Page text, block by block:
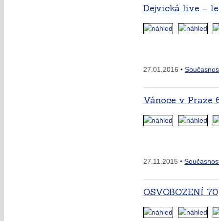
Dejvická live –
27.01.2016 •
Vánoce v Praze
27.11.2015 •
OSVOBOZENÍ 70